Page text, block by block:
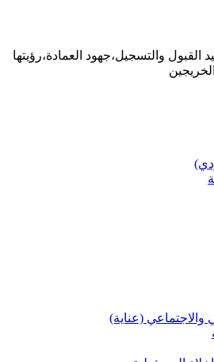
القبول والتسجيل،جهود العمادة،رؤيتها
الخريجين
والاجتماعي (عناية)